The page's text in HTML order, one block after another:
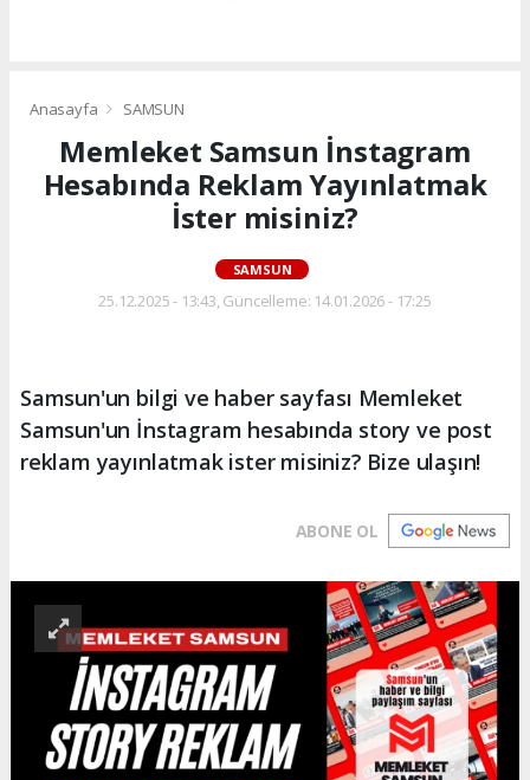
Anasayfa SAMSUN
Memleket Samsun İnstagram
Hesabında Reklam Yayınlatmak
İster misiniz?
SAMSUN
25.12.2025 - 13:43, Güncelleme: 14.01.2026 - 17:25
Samsun'un bilgi ve haber sayfası Memleket
Samsun'un İnstagram hesabında story ve post
reklam yayınlatmak ister misiniz? Bize ulaşın!
ABONE OL